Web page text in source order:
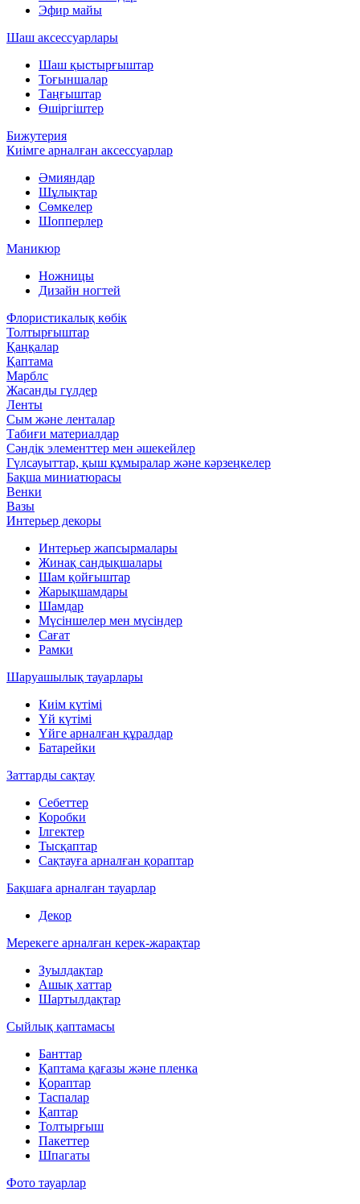
Эфир майы
Шаш аксессуарлары
Шаш қыстырғыштар
Тоғыншалар
Таңғыштар
Өшіргіштер
Бижутерия
Киімге арналған аксессуарлар
Әмияндар
Шұлықтар
Сөмкелер
Шопперлер
Маникюр
Ножницы
Дизайн ногтей
Флористикалық көбік
Толтырғыштар
Қаңқалар
Қаптама
Марблс
Жасанды гүлдер
Ленты
Сым және ленталар
Табиғи материалдар
Сәндік элементтер мен әшекейлер
Гүлсауыттар, қыш құмыралар және кәрзеңкелер
Бақша миниатюрасы
Венки
Вазы
Интерьер декоры
Интерьер жапсырмалары
Жинақ сандықшалары
Шам қойғыштар
Жарықшамдары
Шамдар
Мүсіншелер мен мүсіндер
Сағат
Рамки
Шаруашылық тауарлары
Киім күтімі
Үй күтімі
Үйге арналған құралдар
Батарейки
Заттарды сақтау
Себеттер
Коробки
Ілгектер
Тысқаптар
Сақтауға арналған қораптар
Бақшаға арналған тауарлар
Декор
Мерекеге арналған керек-жарақтар
Зуылдақтар
Ашық хаттар
Шартылдақтар
Сыйлық қаптамасы
Банттар
Қаптама қағазы және пленка
Қораптар
Таспалар
Қаптар
Толтырғыш
Пакеттер
Шпагаты
Фото тауарлар